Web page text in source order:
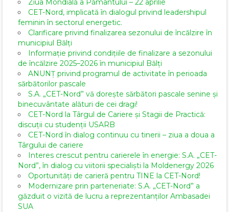
Ziua Mondială a Pământului – 22 aprilie
CET-Nord, implicată în dialogul privind leadershipul
feminin în sectorul energetic.
Clarificare privind finalizarea sezonului de încălzire în
municipiul Bălți
Informație privind condițiile de finalizare a sezonului
de încălzire 2025–2026 în municipiul Bălți
ANUNȚ privind programul de activitate în perioada
sărbătorilor pascale
S.A. „CET-Nord” vă dorește sărbători pascale senine și
binecuvântate alături de cei dragi!
CET-Nord la Târgul de Cariere și Stagii de Practică:
discuții cu studenții USARB
CET-Nord în dialog continuu cu tinerii – ziua a doua a
Târgului de cariere
Interes crescut pentru carierele în energie: S.A. „CET-
Nord”, în dialog cu viitorii specialiști la Moldenergy 2026
Oportunități de carieră pentru TINE la CET-Nord!
Modernizare prin parteneriate: S.A. „CET-Nord” a
găzduit o vizită de lucru a reprezentanților Ambasadei
SUA